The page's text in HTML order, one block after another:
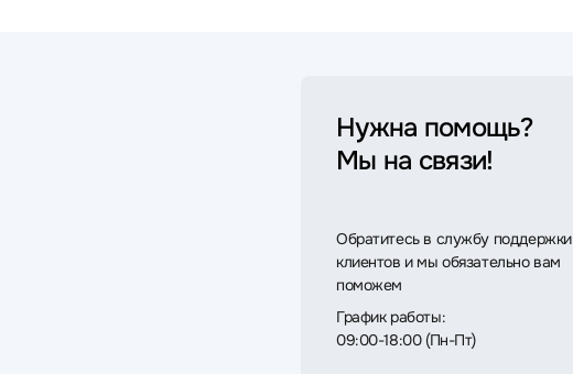
Нужна помощь?
Мы на связи!
Обратитесь в службу поддержки
клиентов и мы обязательно вам
поможем
График работы:
09:00-18:00 (Пн-Пт)